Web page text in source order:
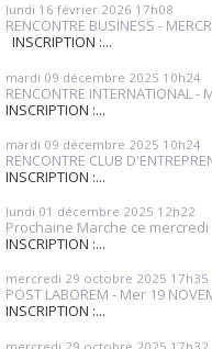
lundi 16 février 2026 17h08
RENCONTRE BUSINESS -
INSCRIPTION :...
mardi 09 décembre 2025 10h24
RENCONTRE INTERNATIONAL
INSCRIPTION :...
mardi 09 décembre 2025 10h24
RENCONTRE CLUB
INSCRIPTION :...
lundi 01 décembre 2025 12h22
Prochaine Marche ce mercredi
INSCRIPTION :...
mercredi 29 octobre 2025 17h35
POST LABOREM - Mer 19
INSCRIPTION :...